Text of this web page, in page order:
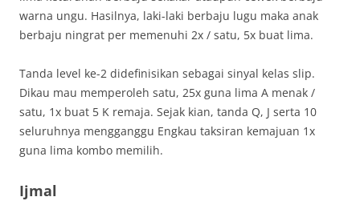
warna ungu. Hasilnya, laki-laki berbaju lugu maka anak
berbaju ningrat per memenuhi 2x / satu, 5x buat lima.
Tanda level ke-2 didefinisikan sebagai sinyal kelas slip.
Dikau mau memperoleh satu, 25x guna lima A menak /
satu, 1x buat 5 K remaja. Sejak kian, tanda Q, J serta 10
seluruhnya mengganggu Engkau taksiran kemajuan 1x
guna lima kombo memilih.
Ijmal